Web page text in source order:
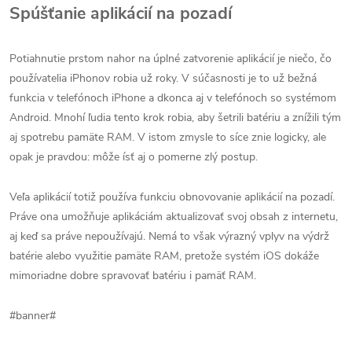
Spúšťanie aplikácií na pozadí
Potiahnutie prstom nahor na úplné zatvorenie aplikácií je niečo, čo
používatelia iPhonov robia už roky. V súčasnosti je to už bežná
funkcia v telefónoch iPhone a dkonca aj v telefónoch so systémom
Android. Mnohí ľudia tento krok robia, aby šetrili batériu a znížili tým
aj spotrebu pamäte RAM. V istom zmysle to síce znie logicky, ale
opak je pravdou: môže ísť aj o pomerne zlý postup.
Veľa aplikácií totiž používa funkciu obnovovanie aplikácií na pozadí.
Práve ona umožňuje aplikáciám aktualizovať svoj obsah z internetu,
aj keď sa práve nepoužívajú. Nemá to však výrazný vplyv na výdrž
batérie alebo využitie pamäte RAM, pretože systém iOS dokáže
mimoriadne dobre spravovať batériu i pamäť RAM.
#banner#